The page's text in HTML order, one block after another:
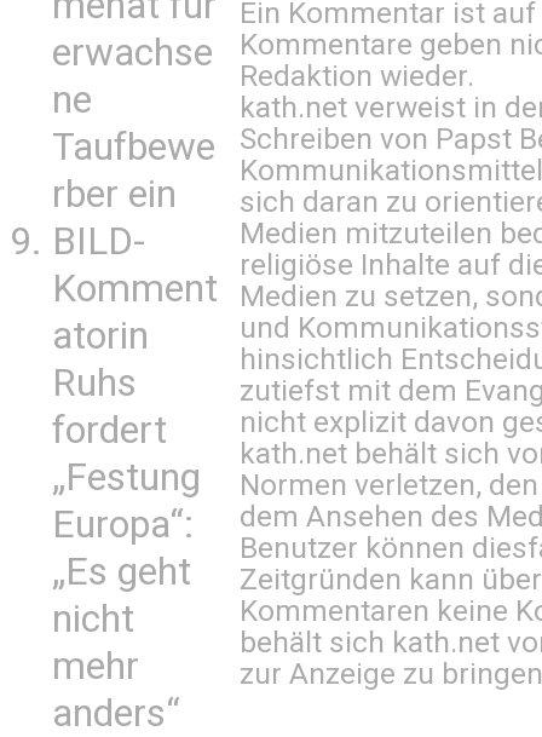
erwachse
ne
Taufbewe
rber ein
BILD-
Komment
atorin
Ruhs
fordert
„Festung
Europa“:
„Es geht
nicht
mehr
anders“
Ein Kommentar ist
Kommentare geben
Redaktion wieder.
kath.net verweist in
Schreiben von Papst
sich daran zu
Medien mitzuteilen
religiöse Inhalte auf
Medien zu setzen,
und
hinsichtlich
zutiefst mit dem
nicht explizit davon
kath.net behält sich
Normen verletzen,
dem Ansehen des
Benutzer können
Zeitgründen kann
Kommentaren keine
behält sich kath.net
zur Anzeige zu